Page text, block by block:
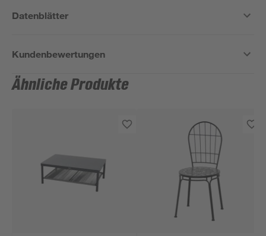
Datenblätter
Kundenbewertungen
Ähnliche Produkte